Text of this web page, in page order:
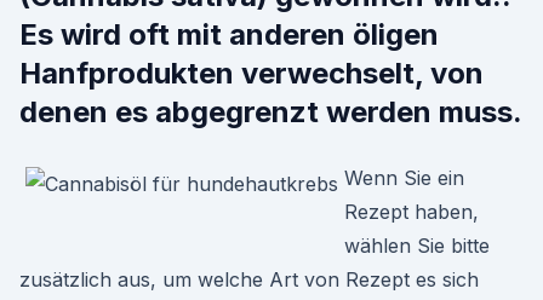
Es wird oft mit anderen öligen
Hanfprodukten verwechselt, von
denen es abgegrenzt werden muss.
Wenn Sie ein
Rezept haben,
wählen Sie bitte
zusätzlich aus, um welche Art von Rezept es sich